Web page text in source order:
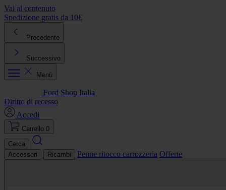
Vai al contenuto
Spedizione gratis da 10€
Precedente
Successivo
Menù
Ford Shop Italia
Diritto di recesso
Accedi
Carrello 0
Cerca
Accessori
Ricambi Penne ritocco carrozzeria Offerte